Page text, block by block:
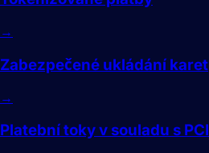
→
Zabezpečené ukládání karet
→
Platební toky v souladu s PCI